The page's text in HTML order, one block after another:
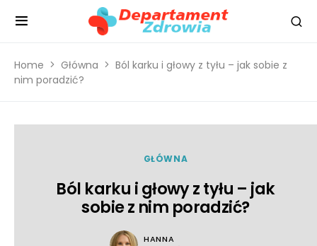
Home Główna
Ból karku i głowy z tyłu – jak sobie z
nim poradzić?
GŁÓWNA
Ból karku i głowy z tyłu – jak
sobie z nim poradzić?
HANNA